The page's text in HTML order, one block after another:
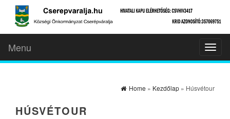
Menu
Home » Kezdőlap » Húsvétour
HÚSVÉTOUR